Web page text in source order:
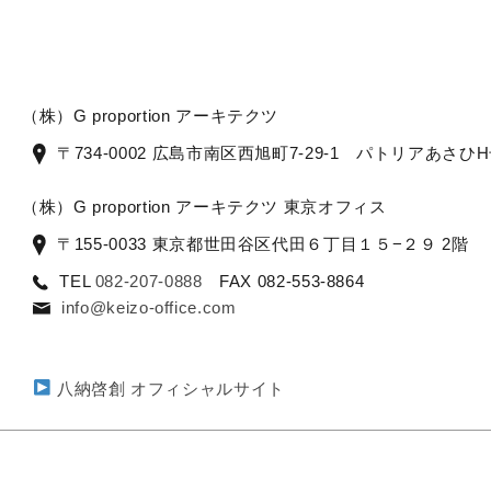
（株）G proportion アーキテクツ
〒734-0002 広島市南区西旭町7-29-1 パトリアあさひ
（株）G proportion アーキテクツ 東京オフィス
〒155-0033 東京都世田谷区代田６丁目１５−２９ 2階
TEL 082-207-0888 FAX 082-553-8864
info@keizo-office.com
八納啓創 オフィシャルサイト